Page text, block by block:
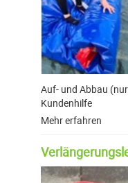
Auf- und Abbau
Kundenhilfe
Mehr erfahren